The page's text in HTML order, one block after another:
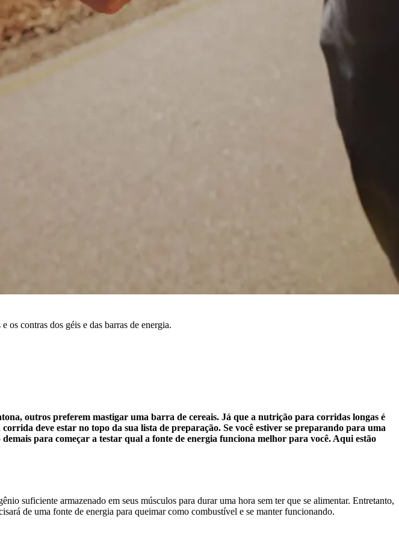
os contras dos géis e das barras de energia.
outros preferem mastigar uma barra de cereais. Já que a nutrição para corridas longas é
deve estar no topo da sua lista de preparação. Se você estiver se preparando para uma
para começar a testar qual a fonte de energia funciona melhor para você. Aqui estão
suficiente armazenado em seus músculos para durar uma hora sem ter que se alimentar. Entretanto,
de uma fonte de energia para queimar como combustível e se manter funcionando.